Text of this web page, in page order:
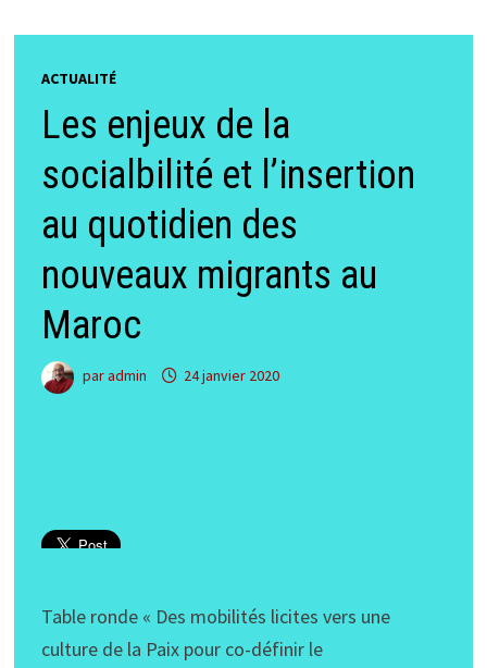
ACTUALITÉ
Les enjeux de la
socialbilité et l’insertion
au quotidien des
nouveaux migrants au
Maroc
paradmin 24 janvier 2020
Table ronde « Des mobilités licites vers une
culture de la Paix pour co-définir le